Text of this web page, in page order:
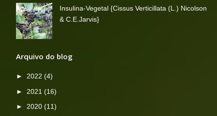
Insulina-Vegetal {Cissus Verticillata (L.) Nicolson
& C.E.Jarvis}
Arquivo do blog
►2022(4)
► 2021(16)
►2020(11)